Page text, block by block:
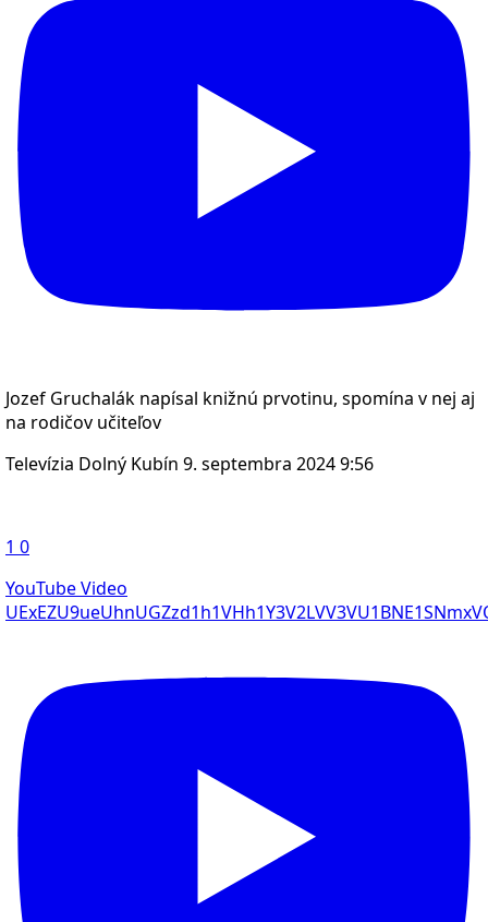
Jozef Gruchalák napísal knižnú prvotinu, spomína v nej aj
na rodičov učiteľov
Televízia Dolný Kubín 9. septembra 2024 9:56
1 0
YouTube Video